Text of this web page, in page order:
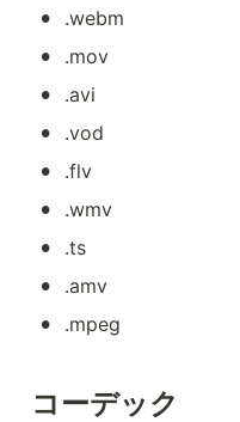
• .webm
• .mov
• .avi
• .vod
• .flv
• .wmv
• .ts
• .amv
• .mpeg
コーデック